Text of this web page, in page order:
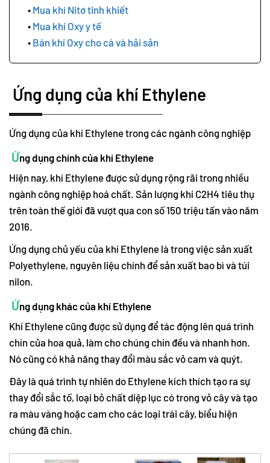
Mua khí Nitơ tinh khiết
Mua khí Oxy y tế
Bán khí Oxy cho cá và hải sản
Ứng dụng của khí Ethylene
Ứng dụng của khí Ethylene trong các ngành công nghiệp
Ứng dụng chính của khí Ethylene
Hiện nay, khí Ethylene được sử dụng rộng rãi trong nhiều
ngành công nghiệp hoá chất. Sản lượng khí C2H4 tiêu thụ
trên toàn thế giới đã vượt qua con số 150 triệu tấn vào năm
2016.
Ứng dụng chủ yếu của khí Ethylene là trong việc sản xuất
Polyethylene, nguyên liệu chính để sản xuất bao bì và túi
nilon.
Ứng dụng khác của khí Ethylene
Khí Ethylene cũng được sử dụng để tác động lên quá trình
chín của hoa quả, làm cho chúng chín đều và nhanh hơn.
Nó cũng có khả năng thay đổi màu sắc vỏ cam và quýt.
Đây là quá trình tự nhiên do Ethylene kích thích tạo ra sự
thay đổi sắc tố, loại bỏ chất diệp lục có trong vỏ cây và tạo
ra màu vàng hoặc cam cho các loại trái cây, biểu hiện
chúng đã chín.